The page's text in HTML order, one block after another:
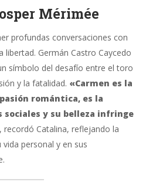
Mérimée
profundas conversaciones con
libertad. Germán Castro Caycedo
símbolo del desafío entre el toro
y la fatalidad. «Carmen es la
romántica, es la
sociales y su belleza infringe
, recordó Catalina, reflejando la
personal y en sus